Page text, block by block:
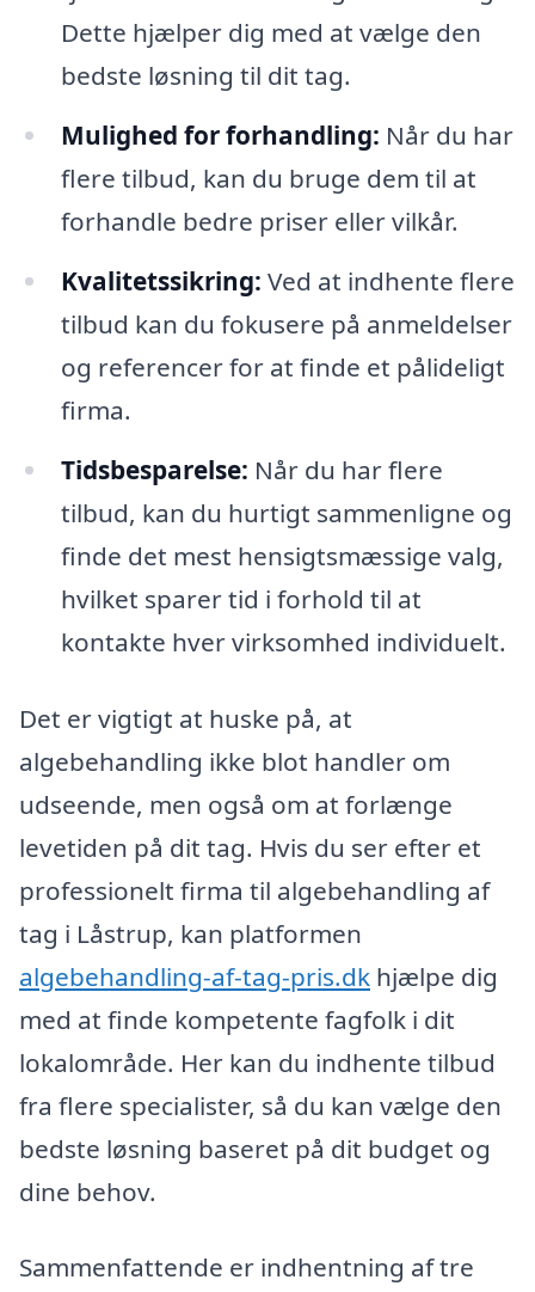
Dette hjælper dig med at vælge den
bedste løsning til dit tag.
Mulighed for forhandling: Når du har
flere tilbud, kan du bruge dem til at
forhandle bedre priser eller vilkår.
Kvalitetssikring: Ved at indhente flere
tilbud kan du fokusere på anmeldelser
og referencer for at finde et pålideligt
firma.
Tidsbesparelse: Når du har flere
tilbud, kan du hurtigt sammenligne og
finde det mest hensigtsmæssige valg,
hvilket sparer tid i forhold til at
kontakte hver virksomhed individuelt.
Det er vigtigt at huske på, at
algebehandling ikke blot handler om
udseende, men også om at forlænge
levetiden på dit tag. Hvis du ser efter et
professionelt firma til algebehandling af
tag i Låstrup, kan platformen
algebehandling-af-tag-pris.dk hjælpe dig
med at finde kompetente fagfolk i dit
lokalområde. Her kan du indhente tilbud
fra flere specialister, så du kan vælge den
bedste løsning baseret på dit budget og
dine behov.
Sammenfattende er indhentning af tre